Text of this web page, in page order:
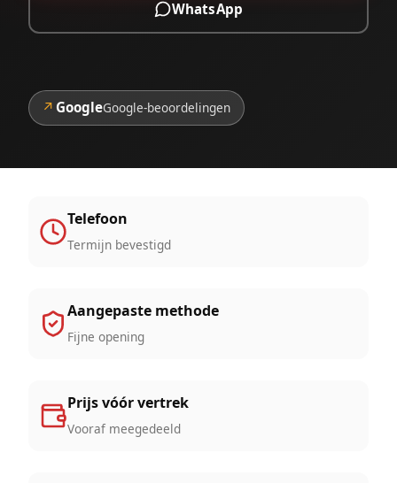
WhatsApp
↗ GoogleGoogle-beoordelingen
Telefoon
Termijn bevestigd
Aangepaste methode
Fijne opening
Prijs vóór vertrek
Vooraf meegedeeld